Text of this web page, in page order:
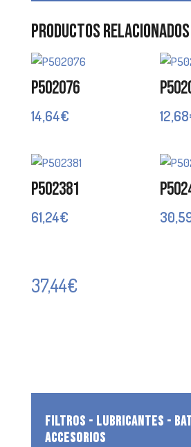
Productos relacionados
P502076
14,64€ 12,68
P502381
61,24€
37,44€
FILTROS - LUBRICANTES -
ACCESORIOS